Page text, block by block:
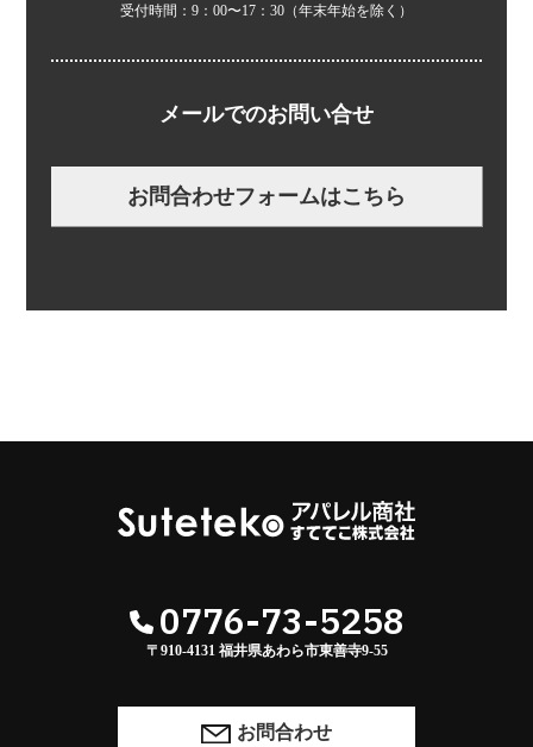
受付時間：9：00〜17：30（年末年始を除く）
メールでのお問い合せ
お問合わせフォームはこちら
0776-73-5258
〒910-4131 福井県あわら市東善寺9-55
お問合わせ